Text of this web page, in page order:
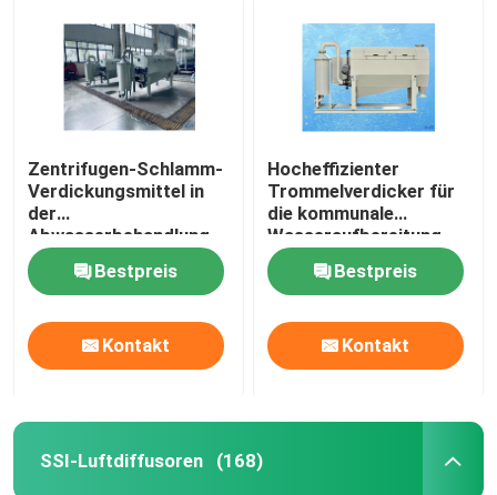
Zentrifugen-Schlamm-
Verdickungsmittel in
der
Abwasserbehandlung
Bestpreis
Kontakt
Hocheffizienter
Trommelverdicker für
die kommunale
Wasseraufbereitung
Bestpreis
Kontakt
SSI-Luftdiffusoren (168)